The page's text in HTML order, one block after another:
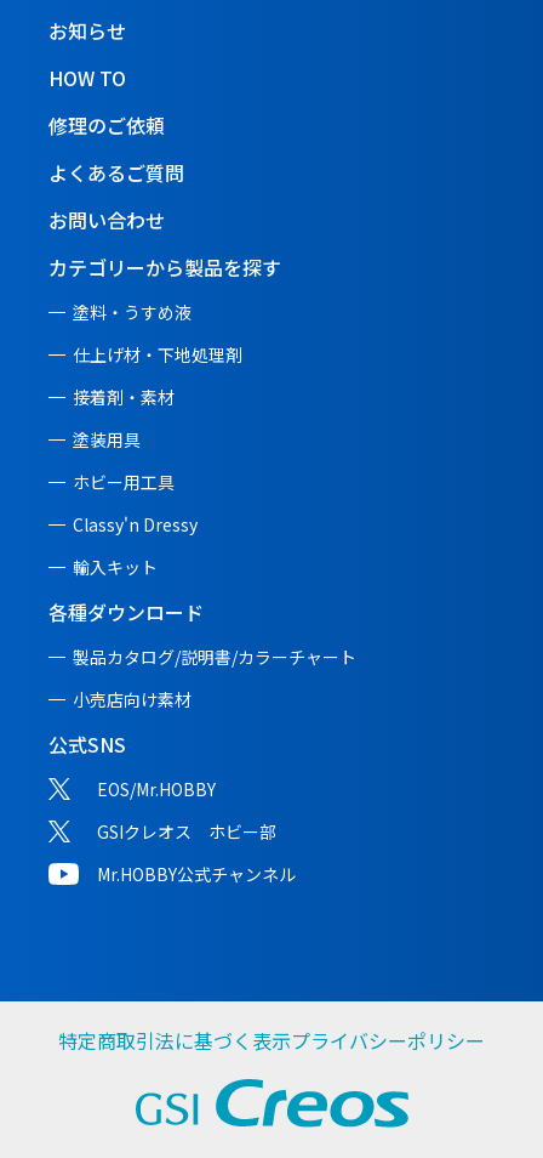
お知らせ
HOW TO
修理のご依頼
よくあるご質問
お問い合わせ
カテゴリーから製品を探す
塗料・うすめ液
仕上げ材・下地処理剤
接着剤・素材
塗装用具
ホビー用工具
Classy'n Dressy
輸入キット
各種ダウンロード
製品カタログ/説明書/カラーチャート
小売店向け素材
公式SNS
EOS/Mr.HOBBY
GSIクレオス ホビー部
Mr.HOBBY公式チャンネル
特定商取引法に基づく表示プライバシーポリシー